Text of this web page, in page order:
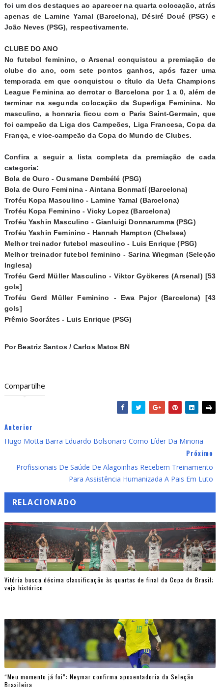
foi um dos destaques ao aparecer na quarta colocação, atrás
apenas de Lamine Yamal (Barcelona), Désiré Doué (PSG) e
João Neves (PSG), respectivamente.
CLUBE DO ANO
No futebol feminino, o Arsenal conquistou a premiação de
clube do ano, com sete pontos ganhos, após fazer uma
temporada em que conquistou o título da Uefa Champions
League Feminina ao derrotar o Barcelona por 1 a 0, além de
terminar na segunda colocação da Superliga Feminina. No
masculino, a honraria ficou com o Paris Saint-Germain, que
foi campeão da Liga dos Campeões, Liga Francesa, Copa da
França, e vice-campeão da Copa do Mundo de Clubes.
Confira a seguir a lista completa da premiação de cada
categoria:
Bola de Ouro - Ousmane Dembélé (PSG)
Bola de Ouro Feminina - Aintana Bonmatí (Barcelona)
Troféu Kopa Masculino - Lamine Yamal (Barcelona)
Troféu Kopa Feminino - Vicky Lopez (Barcelona)
Troféu Yashin Masculino - Gianluigi Donnarumma (PSG)
Troféu Yashin Feminino - Hannah Hampton (Chelsea)
Melhor treinador futebol masculino - Luis Enrique (PSG)
Melhor treinador futebol feminino - Sarina Wiegman (Seleção
Inglesa)
Troféu Gerd Müller Masculino - Viktor Gyökeres (Arsenal) [53
gols]
Troféu Gerd Müller Feminino - Ewa Pajor (Barcelona) [43
gols]
Prêmio Socrátes - Luis Enrique (PSG)
Por Beatriz Santos / Carlos Matos BN
Compartilhe
Anterior
Hugo Motta Barra Eduardo Bolsonaro Como Líder Da Minoria
Próximo
Profissionais De Saúde De Alagoinhas Recebem Treinamento
Para Assistência Humanizada A Pais Em Luto
RELACIONADO
Vitória busca décima classificação às quartas de final da Copa do Brasil;
veja histórico
“Meu momento já foi”: Neymar confirma aposentadoria da Seleção
Brasileira